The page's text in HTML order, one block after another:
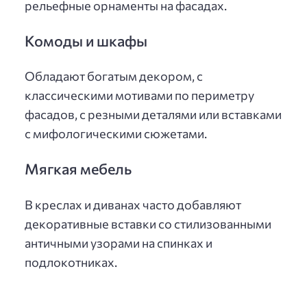
рельефные орнаменты на фасадах.
Комоды и шкафы
Обладают богатым декором, с
классическими мотивами по периметру
фасадов, с резными деталями или вставками
с мифологическими сюжетами.
Мягкая мебель
В креслах и диванах часто добавляют
декоративные вставки со стилизованными
античными узорами на спинках и
подлокотниках.